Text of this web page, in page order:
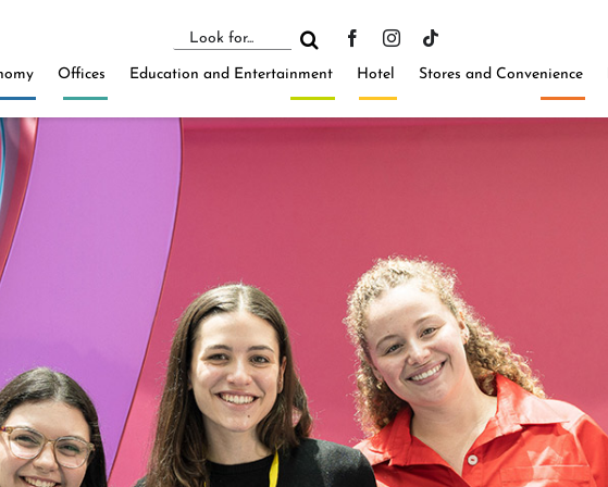
Search
Offices Education and Entertainment Hotel Stores and Convenience